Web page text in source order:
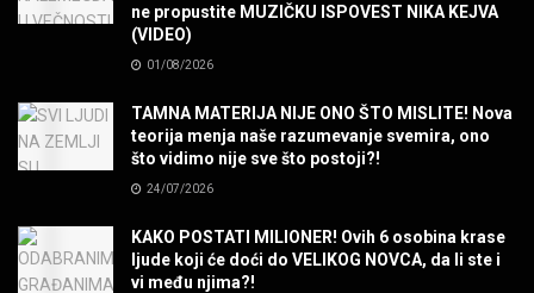
POVRATAK Iron Maiden The Writing On The Wall
SENIDAHHH!
Miss You! Charlie Watts
MUZIKA
ne propustite MUZIČKU ISPOVEST NIKA KEJVA
(VIDEO)
01/08/2026
TAMNA MATERIJA NIJE ONO ŠTO MISLITE! Nova
teorija menja naše razumevanje svemira, ono
što vidimo nije sve što postoji?!
24/07/2026
KAKO POSTATI MILIONER! Ovih 6 osobina krase
ljude koji će doći do VELIKOG NOVCA, da li ste i
vi među njima?!